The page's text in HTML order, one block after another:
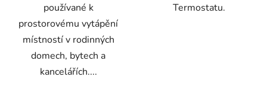
používané k
prostorovému vytápění
místností v rodinných
domech, bytech a
kancelářích....
Termostatu.